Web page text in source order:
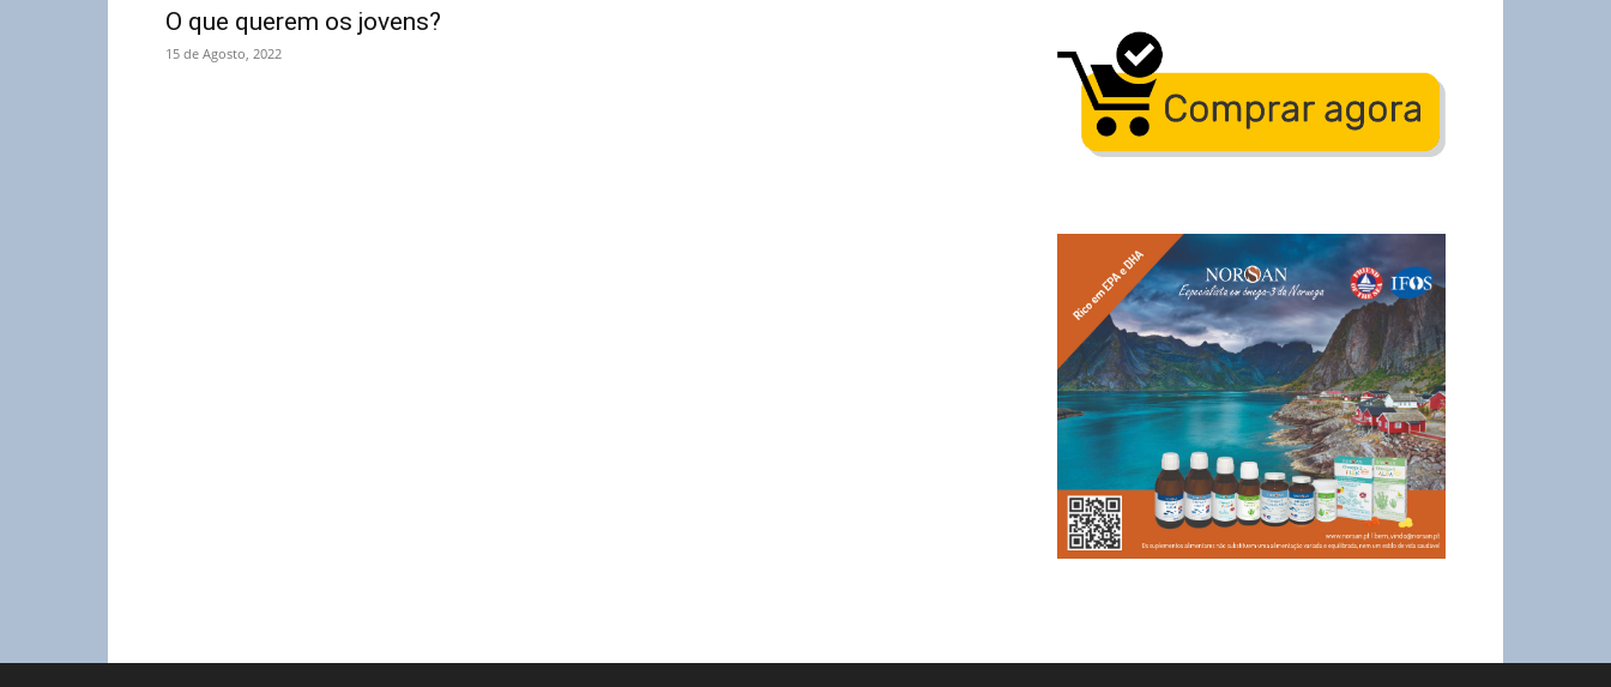
O que querem os jovens?
15 de Agosto, 2022